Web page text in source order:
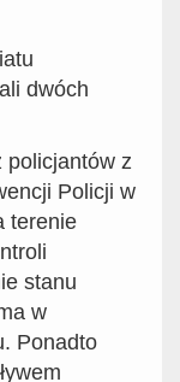
dwóch
policjantów z
Policji w
terenie
stanu
w
Ponadto